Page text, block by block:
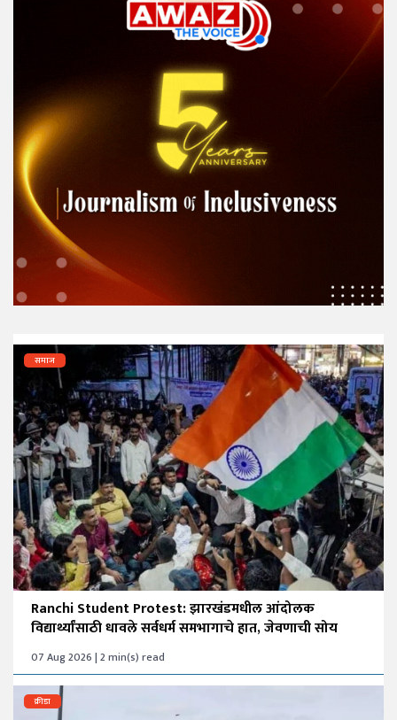
समाज
Ranchi Student Protest: झारखंडमधील आंदोलक
विद्यार्थ्यांसाठी धावले सर्वधर्म समभागाचे हात, जेवणाची सोय
07 Aug 2026 | 2 min(s) read
क्रीडा